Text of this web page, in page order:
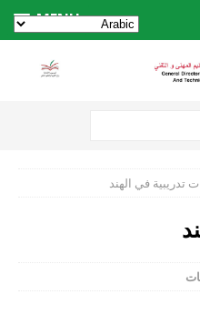
MENU
تدريبية في الهند